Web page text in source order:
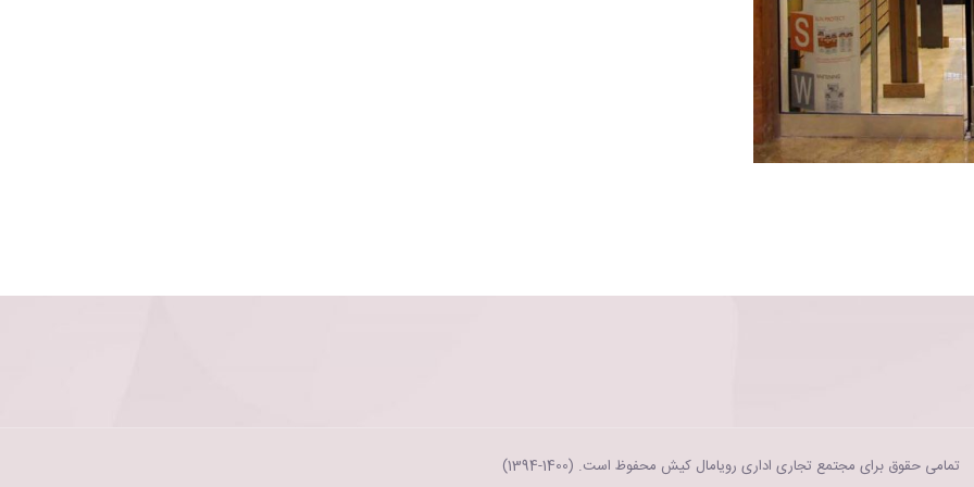
تمامی حقوق برای مجتمع تجاری اداری رویامال کیش محفوظ است. (1400-1394)